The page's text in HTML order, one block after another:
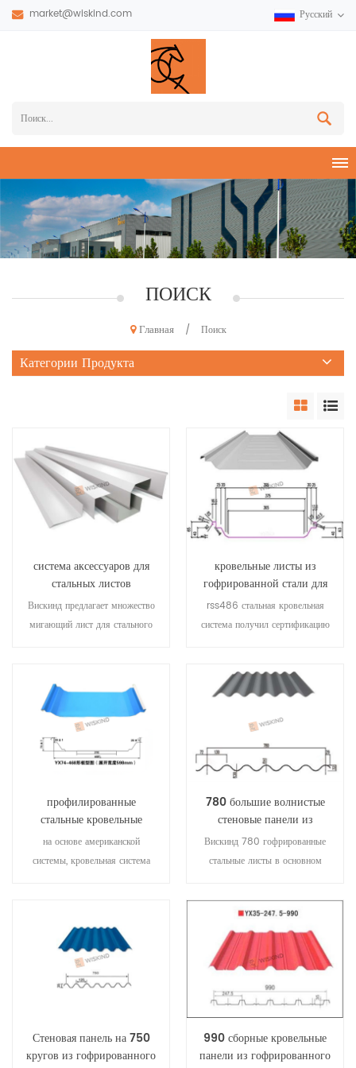
market@wiskind.com Русский
ПОИСК
Главная / Поиск
Категории Продукта
система аксессуаров для
стальных листов
Вискинд предлагает множество
мигающий лист для стального
настроены в соответствии с
вашими требованиями к
водонепроницаемости.
кровельные листы из
гофрированной стали для
сборных металлических
панелей
rss486 стальная кровельная
система получил сертификацию
вертикальных стяжных кровель,
выпущенных компанией
Wiskind. Промышленность и
рынок рекомендуют и доверяют
его превосходным
погодоустойчивым
характеристикам и
характеристикам скольжения,
адаптирующимся к тепловому
профилированные
стальные кровельные
листы для сборных
металлических панелей
на основе американской
системы, кровельная система
системы и объединяет
преимущества всех систем,
чтобы стать лучше.
780 большие волнистые
стеновые панели из
гофрированного стального
листа
Вискинд 780 гофрированные
стальные листы в основном
панелей, как правило,
горизонтально установленных,
красивых на вид и трехмерных.
Стеновая панель на 750
кругов из гофрированного
990 сборные кровельные
панели из гофрированного